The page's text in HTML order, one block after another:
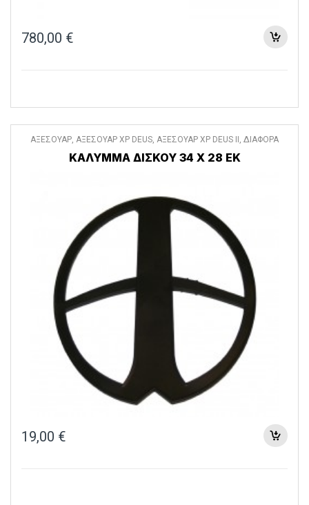
780,00 €
ΑΞΕΣΟΥΑΡ ΑΞΕΣΟΥΑΡ XP DEUS ΑΞΕΣΟΥΑΡ XP DEUS II ΔΙΑΦΟΡΑ
ΚΑΛΥΜΜΑ ΔΙΣΚΟΥ 34 Χ 28 ΕΚ
19,00 €